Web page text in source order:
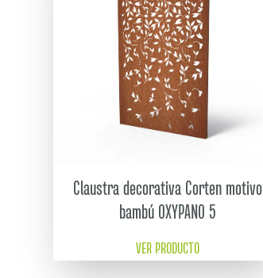
Claustra decorativa Corten motivo
bambú OXYPANO 5
VER PRODUCTO